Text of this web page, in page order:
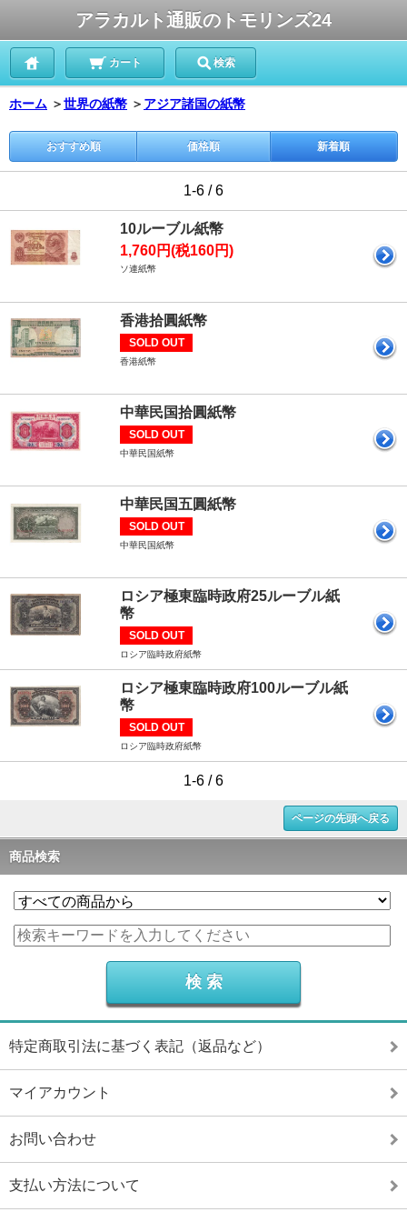
アラカルト通販のトモリンズ24
カート 検索
ホーム ＞世界の紙幣 ＞ アジア諸国の紙幣
おすすめ順 価格順 新着順
1-6 / 6
10ルーブル紙幣
1,760円(税160円)
ソ連紙幣
香港拾圓紙幣
SOLD OUT
香港紙幣
中華民国拾圓紙幣
SOLD OUT
中華民国紙幣
中華民国五圓紙幣
SOLD OUT
中華民国紙幣
ロシア極東臨時政府25ルーブル紙
幣
SOLD OUT
ロシア臨時政府紙幣
ロシア極東臨時政府100ルーブル紙
幣
SOLD OUT
ロシア臨時政府紙幣
1-6 / 6
ページの先頭へ戻る
商品検索
特定商取引法に基づく表記（返品など）
マイアカウント
お問い合わせ
支払い方法について